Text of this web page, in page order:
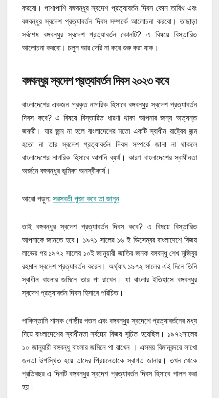
করবো। পাশাপাশি বঙ্গবন্ধুর স্বদেশ প্রত্যাবর্তন দিবস কোন তারিখ এবং
বঙ্গবন্ধুর স্বদেশ প্রত্যাবর্তন দিবস সম্পর্কে আলোচনা করবো। তাছাড়া
সর্বশেষ বঙ্গবন্ধুর স্বদেশ প্রত্যাবর্তন কোনটি? এ বিষয়ে বিস্তারিত
আলোচনা করবো। চলুন আর দেরি না করে শুরু করা যাক।
বঙ্গবন্ধুর স্বদেশ প্রত্যাবর্তন দিবস ২০২৩ কবে
বাংলাদেশের একজন প্রকৃত নাগরিক হিসাবে বঙ্গবন্ধুর স্বদেশ প্রত্যাবর্তন
দিবস কবে? এ বিষয়ে বিস্তারিত ধারণা থাকা আপনার জন্য অত্যন্ত
জরুরী। যার জন্ম না হলে বাংলাদেশের মতো একটি স্বাধীন রাষ্ট্রের জন্ম
হতো না তার স্বদেশ প্রত্যাবর্তন দিবস সম্পর্কে জানা না থাকলে
বাংলাদেশের নাগরিক হিসাবে আপনি ব্যর্থ। কারণ বাংলাদেশের স্বাধীনতা
অর্জনে বঙ্গবন্ধুর ভূমিকা অনস্বীকার্য।
আরো পড়ুন: সরস্বতী পূজা কবে তা জানুন
তাই বঙ্গবন্ধুর স্বদেশ প্রত্যাবর্তন দিবস কবে? এ বিষয়ে বিস্তারিত
আপনাকে জানতে হবে। ১৯৭১ সালের ১৬ ই ডিসেম্বর বাংলাদেশে বিজয়
লাভের পর ১৯৭২ সালের ১০ই জানুয়ারী জাতির জনক বঙ্গবন্ধু শেখ মুজিবুর
রহমান স্বদেশ প্রত্যাবর্তন করেন। অর্থ্যাৎ ১৯৭২ সালের এই দিনে তিনি
স্বাধীন বাংলার জমিনে তার পা রাখেন। যা বাংলার ইতিহাসে বঙ্গবন্ধুর
স্বদেশ প্রত্যাবর্তন দিবস হিসাবে পরিচিত।
পাকিস্তানি শাসক গোষ্ঠীর পতন এবং বঙ্গবন্ধুর স্বদেশে প্রত্যাবর্তনের মধ্য
দিয়ে বাংলাদেশের স্বাধীনতা সর্বচ্চো বিজয় সূচিত হয়েছিল। ১৯৭২সালের
১০ জানুয়ারী বঙ্গবন্ধু বাংলার জমিনে পা রাখেন । এসময় বিমানবন্দরে লাখো
জনতা উপস্থিত হয়ে তাদের প্রিয়নেতাকে স্বাগত জানায়। তখন থেকে
প্রতিবছর এ দিনটি বঙ্গবন্ধুর স্বদেশ প্রত্যাবর্তন দিবস হিসাবে পালন করা
হয়।